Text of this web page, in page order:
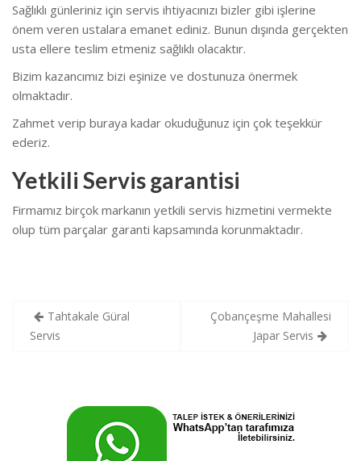
Sağlıklı günleriniz için servis ihtiyacınızı bizler gibi işlerine
önem veren ustalara emanet ediniz. Bunun dışında gerçekten
usta ellere teslim etmeniz sağlıklı olacaktır.
Bizim kazancımız bizi eşinize ve dostunuza önermek
olmaktadır.
Zahmet verip buraya kadar okuduğunuz için çok teşekkür
ederiz.
Yetkili Servis garantisi
Firmamız birçok markanın yetkili servis hizmetini vermekte
olup tüm parçalar garanti kapsamında korunmaktadır.
Yazı
gezinmesi
Tahtakale Güral
Servis
Çobançeşme Mahallesi
Japar Servis